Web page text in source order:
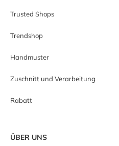
Trusted Shops
Trendshop
Handmuster
Zuschnitt und Verarbeitung
Rabatt
ÜBER UNS